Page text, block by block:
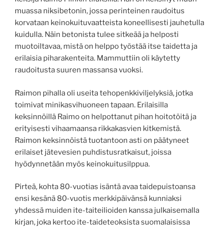
muassa niksibetonin, jossa perinteinen raudoitus
korvataan keinokuituvaatteista koneellisesti jauhetulla
kuidulla. Näin betonista tulee sitkeää ja helposti
muotoiltavaa, mistä on helppo työstää itse taidetta ja
erilaisia piharakenteita. Mammuttiin oli käytetty
raudoitusta suuren massansa vuoksi.
Raimon pihalla oli useita tehopenkkiviljelyksiä, jotka
toimivat minikasvihuoneen tapaan. Erilaisilla
keksinnöillä Raimo on helpottanut pihan hoitotöitä ja
erityisesti vihaamaansa rikkakasvien kitkemistä.
Raimon keksinnöistä tuotantoon asti on päätyneet
erilaiset jätevesien puhdistusratkaisut, joissa
hyödynnetään myös keinokuitusilppua.
Pirteä, kohta 80-vuotias isäntä avaa taidepuistoansa
ensi kesänä 80-vuotis merkkipäivänsä kunniaksi
yhdessä muiden ite-taiteilioiden kanssa julkaisemalla
kirjan, joka kertoo ite-taideteoksista suomalaisissa